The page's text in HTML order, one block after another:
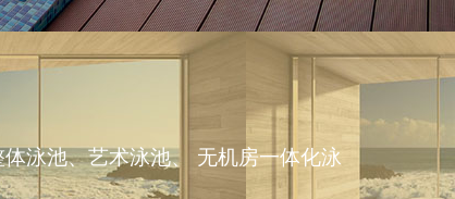
泳池、艺术泳池、 无机房一体化泳